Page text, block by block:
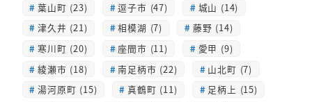
葉山町 (23)
逗子市 (47)
城山 (14)
津久井 (21)
相模湖 (7)
藤野 (14)
寒川町 (20)
座間市 (11)
愛甲 (9)
綾瀬市 (18)
南足柄市 (22)
山北町 (7)
湯河原町 (15)
真鶴町 (11)
足柄上 (15)